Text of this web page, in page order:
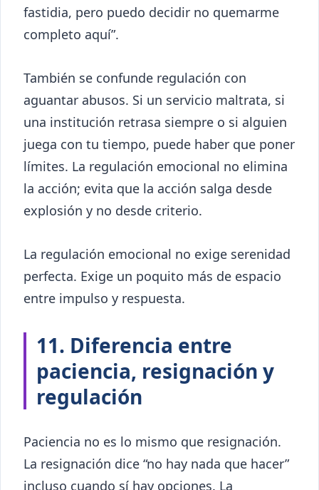
fastidia, pero puedo decidir no quemarme
completo aquí”.
También se confunde regulación con
aguantar abusos. Si un servicio maltrata, si
una institución retrasa siempre o si alguien
juega con tu tiempo, puede haber que poner
límites. La regulación emocional no elimina
la acción; evita que la acción salga desde
explosión y no desde criterio.
La regulación emocional no exige serenidad
perfecta. Exige un poquito más de espacio
entre impulso y respuesta.
11. Diferencia entre
paciencia, resignación y
regulación
Paciencia no es lo mismo que resignación.
La resignación dice “no hay nada que hacer”
incluso cuando sí hay opciones. La